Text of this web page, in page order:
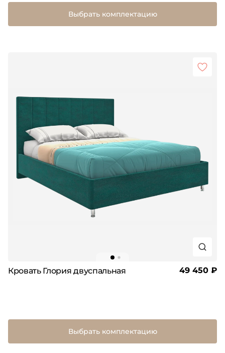
Выбрать комплектацию
Кровать Глория двуспальная 49 450 ₽
Выбрать комплектацию